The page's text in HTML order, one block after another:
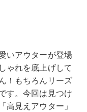
いアウターが登場
ゃれを底上げして
！もちろんリーズ
す。今回は見つけ
高見えアウター」